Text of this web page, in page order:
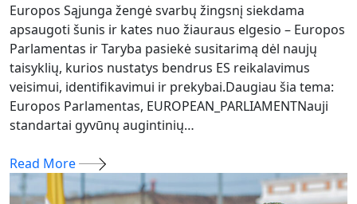
Europos Sąjunga žengė svarbų žingsnį siekdama
apsaugoti šunis ir kates nuo žiauraus elgesio – Europos
Parlamentas ir Taryba pasiekė susitarimą dėl naujų
taisyklių, kurios nustatys bendrus ES reikalavimus
veisimui, identifikavimui ir prekybai.Daugiau šia tema:
Europos Parlamentas, EUROPEAN_PARLIAMENTNauji
standartai gyvūnų augintinių…
Read More